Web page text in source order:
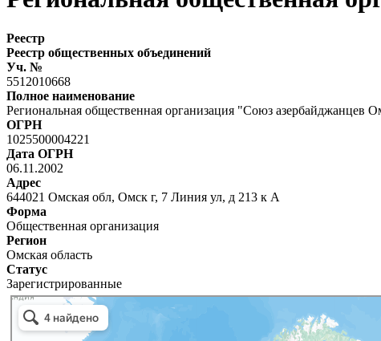
Реестр
Реестр общественных объединений
Уч. №
5512010668
Полное наименование
Региональная общественная организация "Союз азербайджанцев
ОГРН
1025500004221
Дата ОГРН
06.11.2002
Адрес
644021 Омская обл, Омск г, 7 Линия ул, д 213 к А
Форма
Общественная организация
Регион
Омская область
Статус
Зарегистрированные